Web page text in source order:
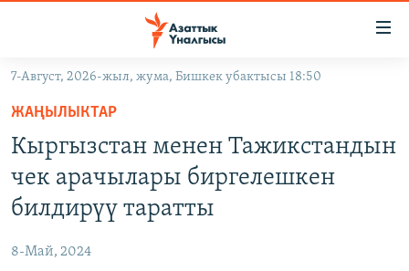
Навигацияга
өтүңүз
Издөөгө
салыңызКЫРГЫЗСТАН
МАДАНИЯТ
ДҮЙНӨ
УКРАИНА
ТВ ПРОГРАММАЛАР
7-Август, 2026-жыл, жума, Бишкек убактысы 18:50
ЖАҢЫЛЫКТАР
Кыргызстан менен Тажикстандын
чек арачылары биргелешкен
билдирүү таратты
8-Май, 2024